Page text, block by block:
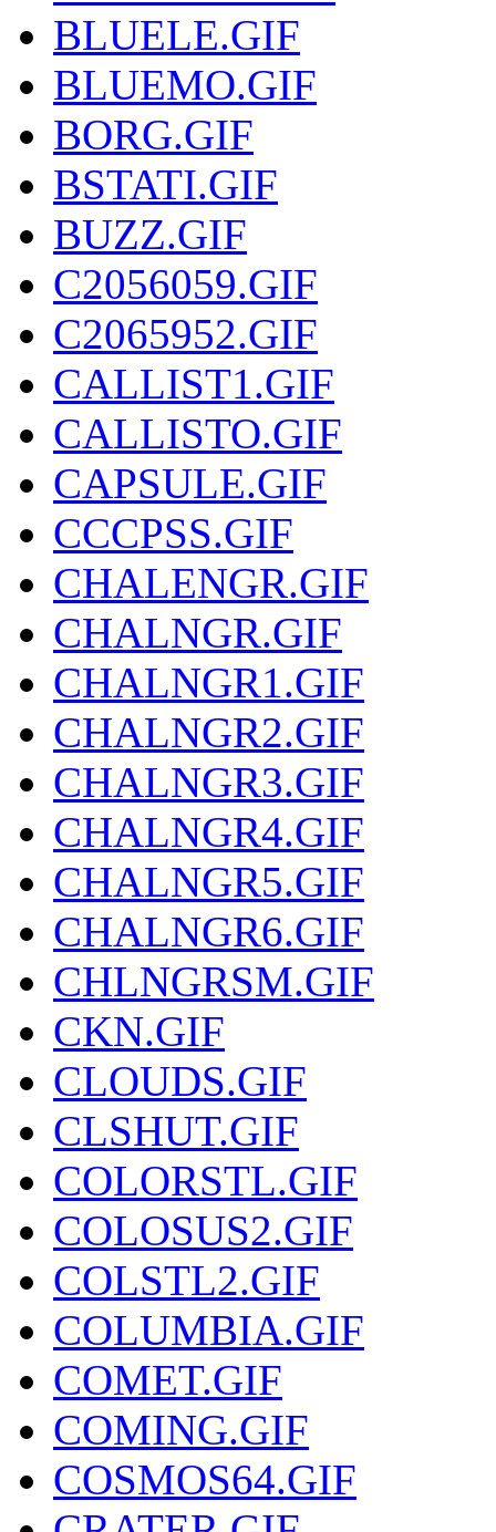
BLUELE.GIF
BLUEMO.GIF
BORG.GIF
BSTATI.GIF
BUZZ.GIF
C2056059.GIF
C2065952.GIF
CALLIST1.GIF
CALLISTO.GIF
CAPSULE.GIF
CCCPSS.GIF
CHALENGR.GIF
CHALNGR.GIF
CHALNGR1.GIF
CHALNGR2.GIF
CHALNGR3.GIF
CHALNGR4.GIF
CHALNGR5.GIF
CHALNGR6.GIF
CHLNGRSM.GIF
CKN.GIF
CLOUDS.GIF
CLSHUT.GIF
COLORSTL.GIF
COLOSUS2.GIF
COLSTL2.GIF
COLUMBIA.GIF
COMET.GIF
COMING.GIF
COSMOS64.GIF